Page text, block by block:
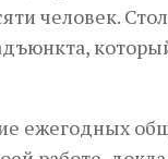
человек.
ежегодных